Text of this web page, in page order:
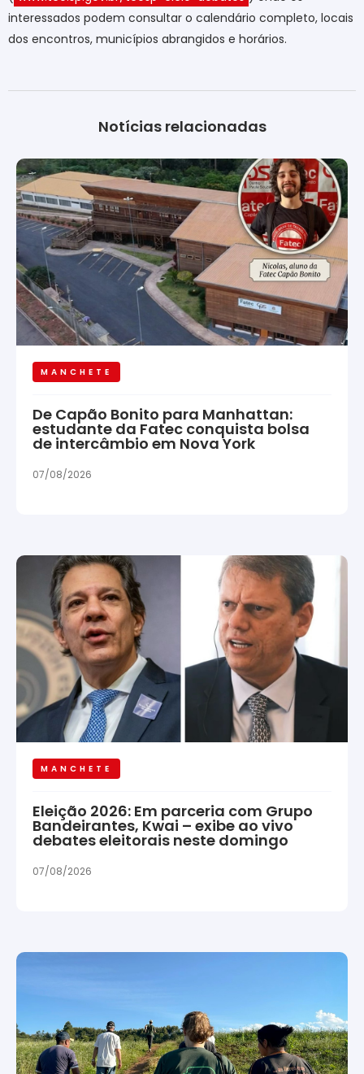
interessados podem consultar o calendário completo, locais
dos encontros, municípios abrangidos e horários.
Notícias relacionadas
MANCHETE
De Capão Bonito para Manhattan:
estudante da Fatec conquista bolsa
de intercâmbio em Nova York
07/08/2026
MANCHETE
Eleição 2026: Em parceria com Grupo
Bandeirantes, Kwai – exibe ao vivo
debates eleitorais neste domingo
07/08/2026